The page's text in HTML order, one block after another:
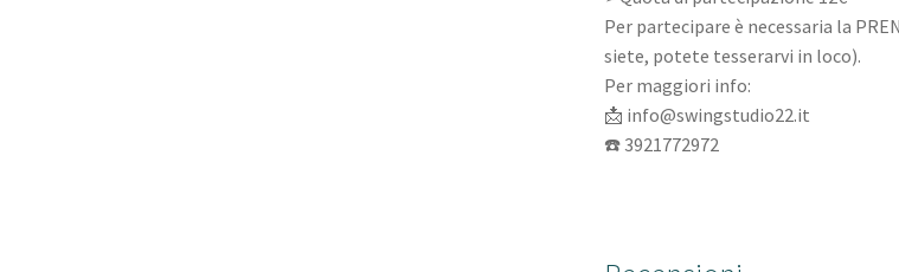
Per partecipare è necessaria la
siete, potete tesserarvi in loco).
Per maggiori info:
📩 info@swingstudio22.it
☎️ 3921772972